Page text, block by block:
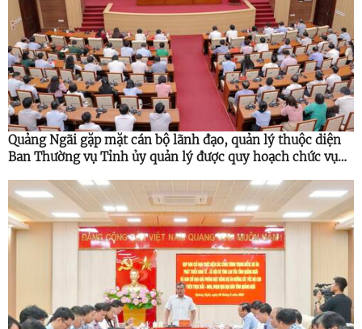
Quảng Ngãi gặp mặt cán bộ lãnh đạo, quản lý thuộc diện
Ban Thường vụ Tỉnh ủy quản lý được quy hoạch chức vụ